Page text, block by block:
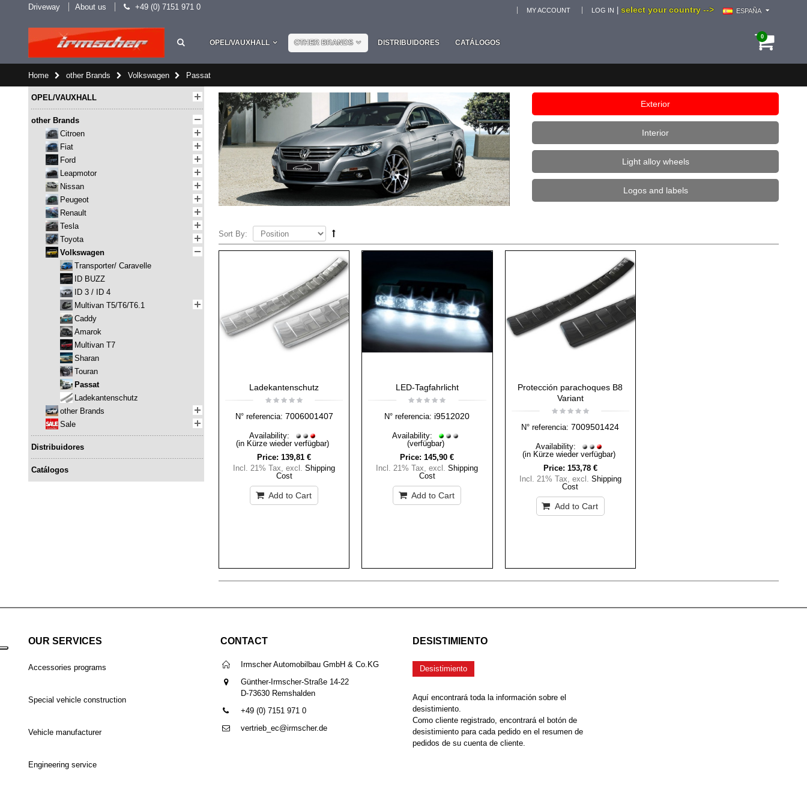
Driveway About us +49 (0) 7151 971 0 select your country --> ESPAÑA
MY ACCOUNT LOG IN
0
OPEL/VAUXHALL OTHER BRANDS DISTRIBUIDORES CATÁLOGOS
Home other Brands Volkswagen Passat
Exterior
Interior
Light alloy wheels
Logos and labels
Sort By:
Ladekantenschutz
N° referencia: 7006001407
Availability:
(in Kürze wieder verfügbar)
Price: 139,81 €
Incl. 21% Tax,excl.Shipping
Cost
Add to Cart
LED-Tagfahrlicht
N° referencia: i9512020
Availability:
(verfügbar)
Price: 145,90 €
Incl. 21% Tax,excl.Shipping
Cost
Add to Cart
Protección parachoques B8
Variant
N° referencia: 7009501424
Availability:
(in Kürze wieder verfügbar)
Price: 153,78 €
Incl. 21% Tax, excl. Shipping
Cost
Add to Cart
OPEL/VAUXHALL
other Brands
Citroen
Fiat
Ford
Leapmotor
Nissan
Peugeot
Renault
Tesla
Toyota
Volkswagen
Transporter/ Caravelle
ID BUZZ
ID 3 / ID 4
Multivan T5/T6/T6.1
Caddy
Amarok
Multivan T7
Sharan
Touran
Passat
Ladekantenschutz
other Brands
Sale
Distribuidores
Catálogos
OUR SERVICES
Accessories programs
Special vehicle construction
Vehicle manufacturer
Engineering service
CONTACT
Irmscher Automobilbau GmbH & Co.KG
Günther-Irmscher-Straße 14-22
D-73630 Remshalden
+49 (0) 7151 971 0
vertrieb_ec@irmscher.de
DESISTIMIENTO
Desistimiento
Aquí encontrará toda la información sobre el
desistimiento.
Como cliente registrado, encontrará el botón de
desistimiento para cada pedido en el resumen de
pedidos de su cuenta de cliente.